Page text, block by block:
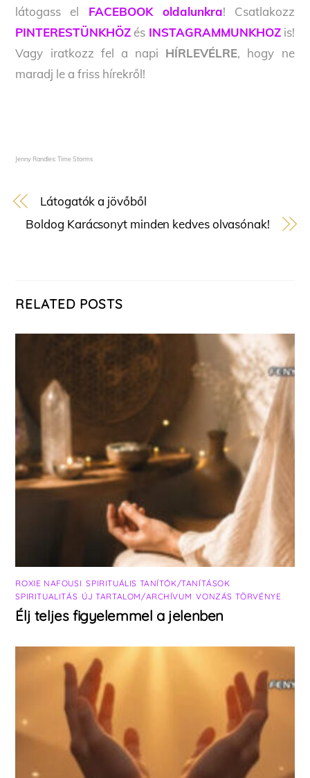
látogass el FACEBOOK oldalunkra! Csatlakozz
PINTERESTÜNKHÖZ és INSTAGRAMMUNKHOZis!
Vagy iratkozz fel a napi HÍRLEVÉLRE, hogy ne
maradj le a friss hírekről!
Jenny Randles: Time Storms
Látogatók a jövőből
Boldog Karácsonyt minden kedves olvasónak!
RELATED POSTS
ROXIE NAFOUSI ,SPIRITUÁLIS TANÍTÓK/TANÍTÁSOK
SPIRITUALITÁS ÚJ TARTALOM/ARCHÍVUM ,VONZÁS TÖRVÉNYE
Élj teljes figyelemmel a jelenben